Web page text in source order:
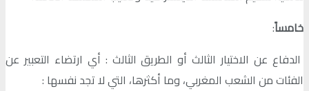
خامساً:
الدفاع عن الاختيار الثالث أو الطريق الثالث : أي ارتضاء التعبير عن
الفئات من الشعب المغربي، وما أكثرها، التي لا تجد نفسها :